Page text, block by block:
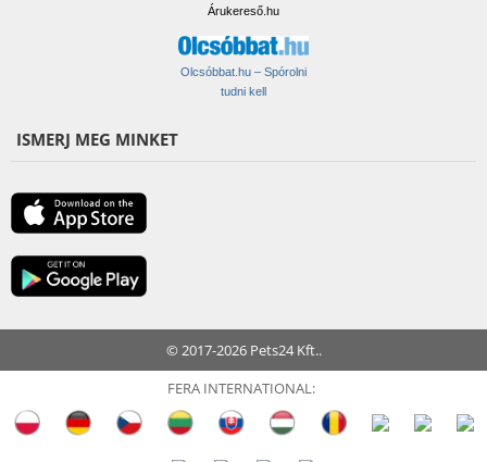
Árukereső.hu
Olcsóbbat.hu – Spórolni
tudni kell
ISMERJ MEG MINKET
© 2017-2026 Pets24 Kft..
FERA INTERNATIONAL: